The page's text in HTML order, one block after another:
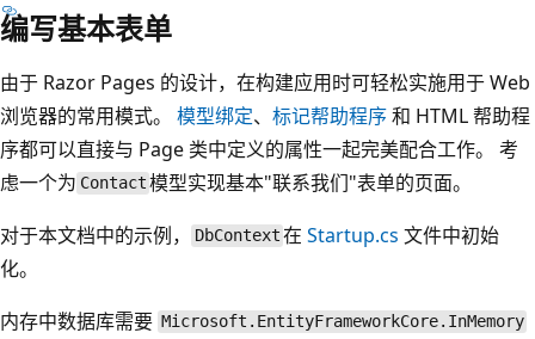
编写基本表单
由于 Razor Pages 的设计，在构建应用时可轻松实施用于 Web
浏览器的常用模式。 模型绑定、 标记帮助程序和 HTML 帮助程
序都可以直接与 Page 类中定义的属性一起完美配合工作。 考
虑一个为 Contact 模型实现基本"联系我们"表单的页面。
对于本文档中的示例，
DbContext 在Startup.cs 文件中初始
化。
内存中数据库需要 Microsoft.EntityFrameworkCore.InMemory